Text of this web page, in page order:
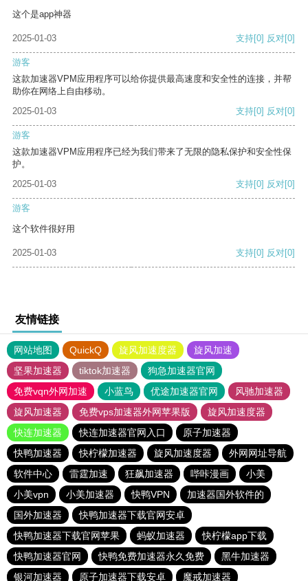
这个是app神器
2025-01-03 支持[0] 反对[0]
游客
这款加速器VPM应用程序可以给你提供最高速度和安全性的连接，并帮
助你在网络上自由移动。
2025-01-03
支持[0] 反对[0]
游客
这款加速器VPM应用程序已经为我们带来了无限的隐私保护和安全性保
护。
2025-01-03
支持[0] 反对[0]
游客
这个软件很好用
2025-01-03 支持[0] 反对[0]
友情链接
网站地图 QuickQ 旋风加速度器
旋风加速
坚果加速器
tiktok加速器
狗急加速器官网
免费vqn外网加速
小蓝鸟 优途加速器官网
风驰加速器
旋风加速器
免费vps加速器外网苹果版
旋风加速度器
快连加速器
快连加速器官网入口
原子加速器
快鸭加速器
快柠檬加速器 旋风加速度器
外网网址导航
软件中心
雷霆加速 狂飙加速器 哔咔漫画
小美
小美vpn
小美加速器 快鸭VPN
加速器国外软件的
国外加速器
快鸭加速器下载官网安卓
快鸭加速器下载官网苹果
蚂蚁加速器
快柠檬app下载
快鸭加速器官网
快鸭免费加速器永久免费
黑牛加速器
银河加速器
原子加速器下载安卓
魔戒加速器